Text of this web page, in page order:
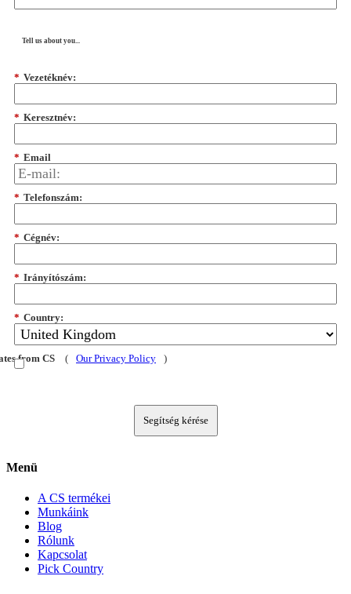
Tell us about you...
* Vezetéknév:
* Keresztnév:
* Email
* Telefonszám:
* Cégnév:
* Irányítószám:
* Country:
from CS ( Our Privacy Policy )
Segítség kérése
Menü
A CS termékei
Munkáink
Blog
Rólunk
Kapcsolat
Pick Country